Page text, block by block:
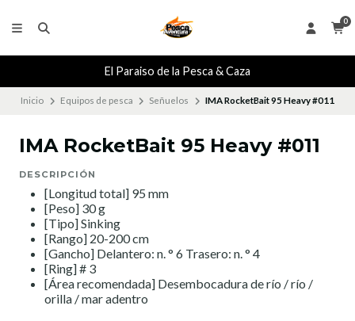
0
El Paraiso de la Pesca & Caza
Inicio Equipos de pesca Señuelos IMA RocketBait 95 Heavy #011
IMA RocketBait 95 Heavy #011
DESCRIPCIÓN
[Longitud total] 95 mm
[Peso] 30 g
[Tipo] Sinking
[Rango] 20-200 cm
[Gancho] Delantero: n. ° 6 Trasero: n. ° 4
[Ring] # 3
[Área recomendada] Desembocadura de río / río /
orilla / mar adentro